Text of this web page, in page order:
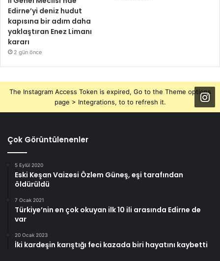
Edirne’yi deniz hudut
kapısına bir adım daha
yaklaştıran Enez Limanı
kararı
2 gün önce
The Instagram Access Token is expired, Go to the Theme options
page > Integrations, to to refresh it.
Çok Görüntülenenler
5 Eylül 2020
Eski Keşan Vaizesi Özlem Güneş, eşi tarafından
öldürüldü
7 Ocak 2021
Türkiye’nin en çok okuyan ilk 10 ili arasında Edirne de
var
20 Ocak 2023
İki kardeşin karıştığı feci kazada biri hayatını kaybetti